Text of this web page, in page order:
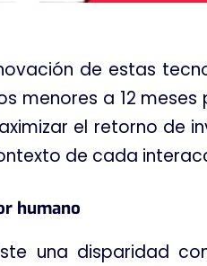
de estas
menores a 12
el retorno de
de cada
humano
una disparidad